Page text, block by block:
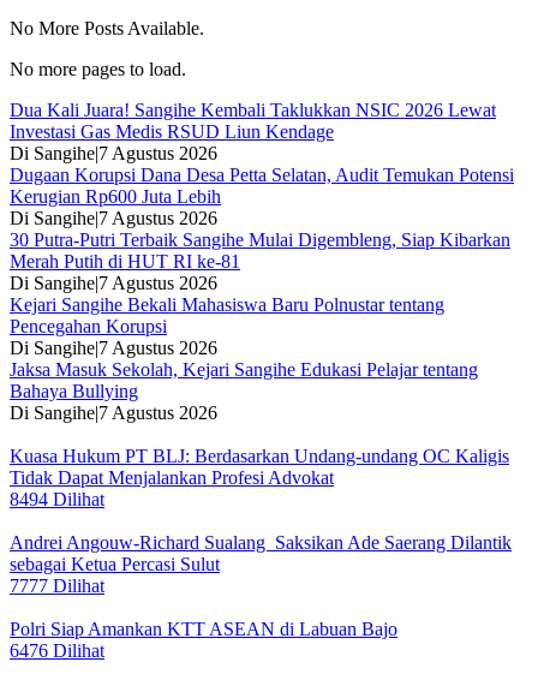
No More Posts Available.
No more pages to load.
Dua Kali Juara! Sangihe Kembali Taklukkan NSIC 2026 Lewat
Investasi Gas Medis RSUD Liun Kendage
Di Sangihe 7 Agustus 2026
Dugaan Korupsi Dana Desa Petta Selatan, Audit Temukan Potensi
Kerugian Rp600 Juta Lebih
Di Sangihe 7 Agustus 2026
30 Putra-Putri Terbaik Sangihe Mulai Digembleng, Siap Kibarkan
Merah Putih di HUT RI ke-81
Di Sangihe 7 Agustus 2026
Kejari Sangihe Bekali Mahasiswa Baru Polnustar tentang
Pencegahan Korupsi
Di Sangihe 7 Agustus 2026
Jaksa Masuk Sekolah, Kejari Sangihe Edukasi Pelajar tentang
Bahaya Bullying
Di Sangihe 7 Agustus 2026
Kuasa Hukum PT BLJ: Berdasarkan Undang-undang OC Kaligis
Tidak Dapat Menjalankan Profesi Advokat
8494 Dilihat
Andrei Angouw-Richard Sualang Saksikan Ade Saerang Dilantik
sebagai Ketua Percasi Sulut
7777 Dilihat
Polri Siap Amankan KTT ASEAN di Labuan Bajo
6476 Dilihat